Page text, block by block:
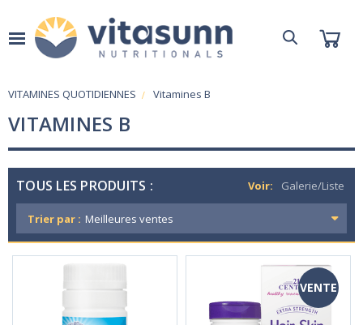
VITAMINES QUOTIDIENNES Vitamines B
VITAMINES B
TOUS LES PRODUITS : Voir: Galerie/Liste
Trier par :
VENTE